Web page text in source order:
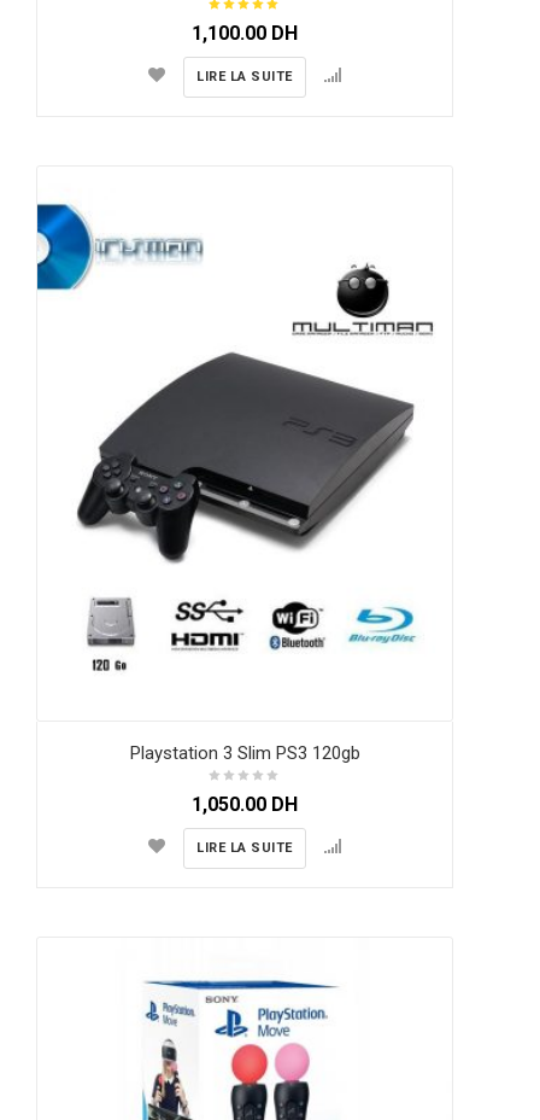
1,100.00 DH
LIRE LA SUITE
Playstation 3 Slim PS3 120gb
1,050.00 DH
LIRE LA SUITE